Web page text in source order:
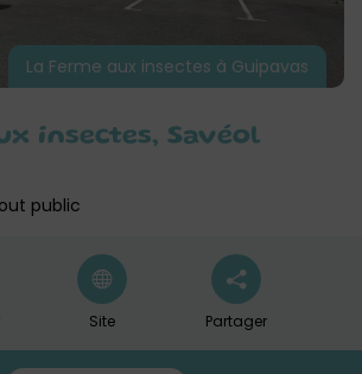
insectes, Savéol
public
La Ferme aux insectes à Guipavas
Site Partager